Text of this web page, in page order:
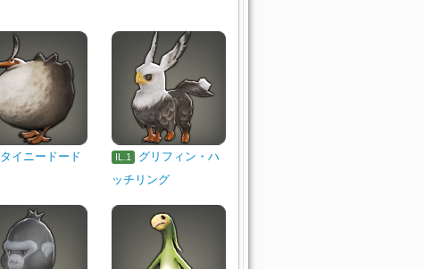
タイニードード
IL.1
グリフィン・ハ
ッチリング